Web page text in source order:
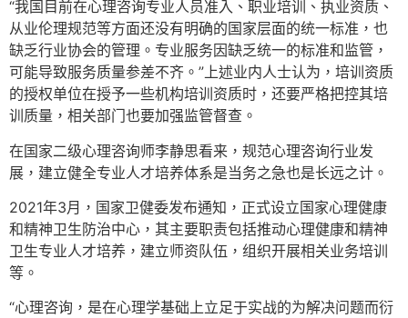
“我国目前在心理咨询专业人员准入、职业培训、执业资质、
从业伦理规范等方面还没有明确的国家层面的统一标准，也
缺乏行业协会的管理。专业服务因缺乏统一的标准和监管，
可能导致服务质量参差不齐。”上述业内人士认为，培训资质
的授权单位在授予一些机构培训资质时，还要严格把控其培
训质量，相关部门也要加强监管督查。
在国家二级心理咨询师李静思看来，规范心理咨询行业发
展，建立健全专业人才培养体系是当务之急也是长远之计。
2021年3月，国家卫健委发布通知，正式设立国家心理健康
和精神卫生防治中心，其主要职责包括推动心理健康和精神
卫生专业人才培养，建立师资队伍，组织开展相关业务培训
等。
“心理咨询，是在心理学基础上立足于实战的为解决问题而衍